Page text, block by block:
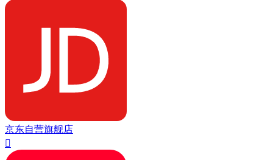
京东自营旗舰店
